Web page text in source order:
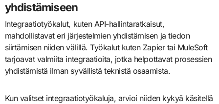
yhdistämiseen
Integraatiotyökalut, kuten API-hallintaratkaisut,
mahdollistavat eri järjestelmien yhdistämisen ja tiedon
siirtämisen niiden välillä. Työkalut kuten Zapier tai MuleSoft
tarjoavat valmiita integraatioita, jotka helpottavat prosessien
yhdistämistä ilman syvällistä teknistä osaamista.
Kun valitset integraatiotyökaluja, arvioi niiden kykyä käsitellä